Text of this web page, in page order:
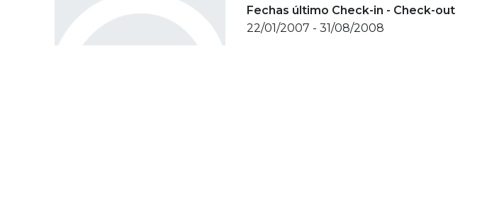
Fechas último Check-in - Check-out
22/01/2007 - 31/08/2008